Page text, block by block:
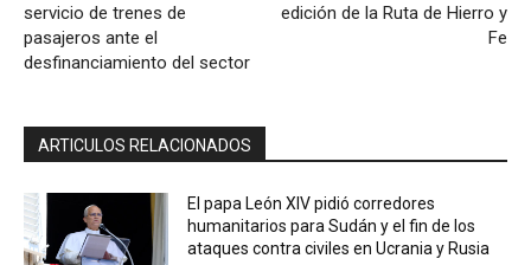
servicio de trenes de
pasajeros ante el
desfinanciamiento del sector
edición de la Ruta de Hierro y
Fe
ARTICULOS RELACIONADOS
El papa León XIV pidió corredores
humanitarios para Sudán y el fin de los
ataques contra civiles en Ucrania y Rusia